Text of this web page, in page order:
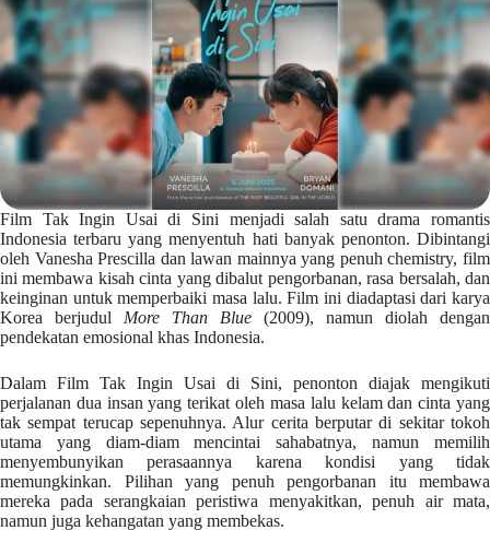
Film Tak Ingin Usai di Sini menjadi salah satu drama romantis
Indonesia terbaru yang menyentuh hati banyak penonton. Dibintangi
oleh Vanesha Prescilla dan lawan mainnya yang penuh chemistry, film
ini membawa kisah cinta yang dibalut pengorbanan, rasa bersalah, dan
keinginan untuk memperbaiki masa lalu. Film ini diadaptasi dari karya
Korea berjudul More Than Blue (2009), namun diolah dengan
pendekatan emosional khas Indonesia.
Dalam Film Tak Ingin Usai di Sini, penonton diajak mengikuti
perjalanan dua insan yang terikat oleh masa lalu kelam dan cinta yang
tak sempat terucap sepenuhnya. Alur cerita berputar di sekitar tokoh
utama yang diam-diam mencintai sahabatnya, namun memilih
menyembunyikan perasaannya karena kondisi yang tidak
memungkinkan. Pilihan yang penuh pengorbanan itu membawa
mereka pada serangkaian peristiwa menyakitkan, penuh air mata,
namun juga kehangatan yang membekas.